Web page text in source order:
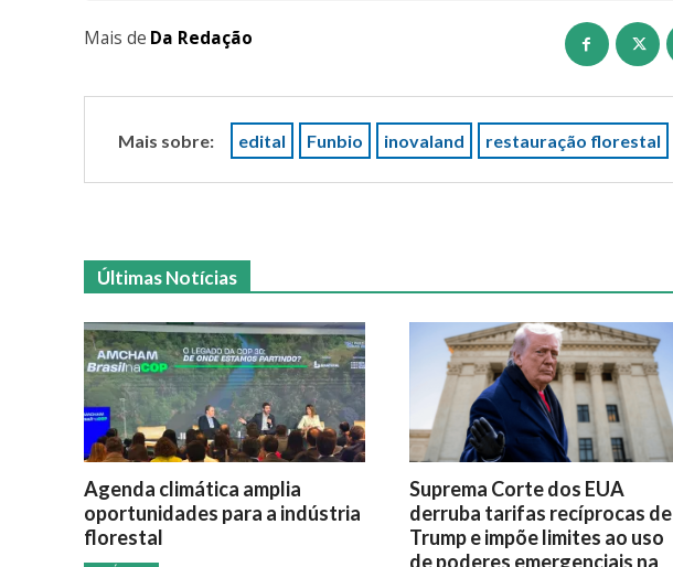
Mais de Da Redação
Mais sobre: edital Funbio inovaland restauração florestal
Últimas Notícias
Agenda climática amplia
oportunidades para a indústria
florestal
Suprema Corte dos EUA
derruba tarifas recíprocas de
Trump e impõe limites ao uso
de poderes emergenciais na